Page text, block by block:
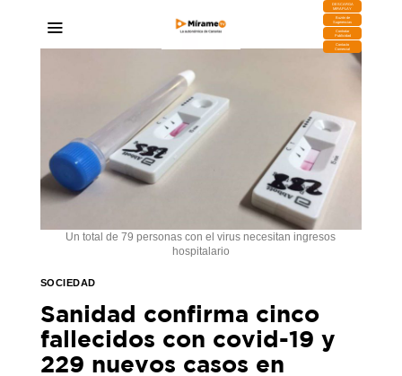
DESCARGA
MIRAPLAY
Buzón de
Sugerencias
Contratar
Publicidad
Contacto
Comercial
Un total de 79 personas con el virus necesitan ingresos
hospitalario
SOCIEDAD
Sanidad confirma cinco
fallecidos con covid-19 y
229 nuevos casos en